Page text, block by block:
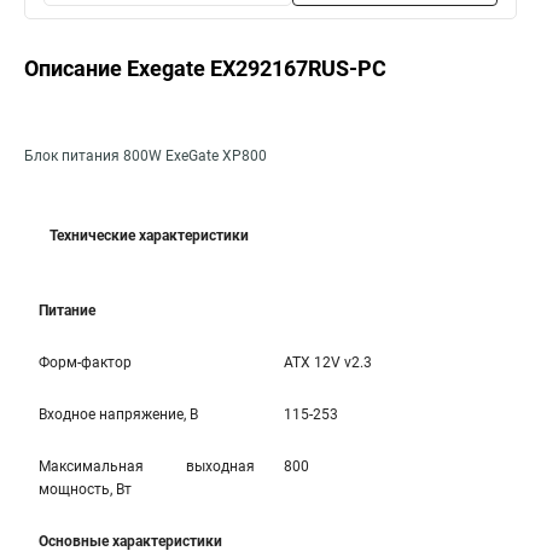
Описание Exegate EX292167RUS-PC
Блок питания 800W ExeGate XP800
Технические характеристики
Питание
Форм-фактор ATX 12V v2.3
Входное напряжение, В 115-253
Максимальная выходная
мощность, Вт
800
Основные характеристики